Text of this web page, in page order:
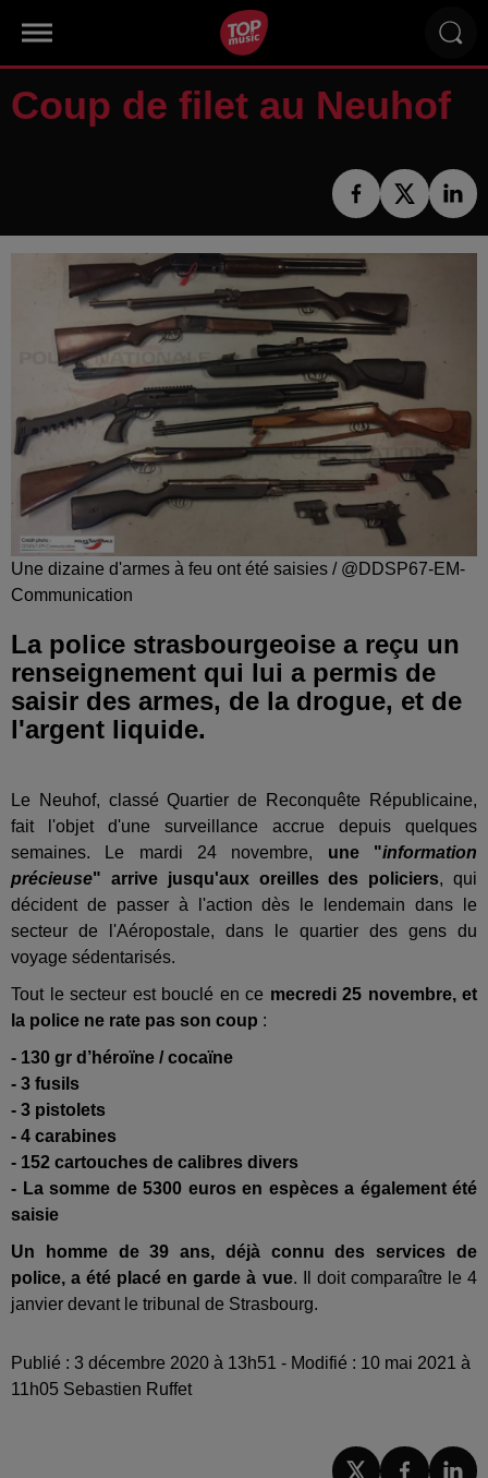
Coup de filet au Neuhof
Une dizaine d'armes à feu ont été saisies / @DDSP67-EM-
Communication
La police strasbourgeoise a reçu un
renseignement qui lui a permis de
saisir des armes, de la drogue, et de
l'argent liquide.
Le Neuhof, classé Quartier de Reconquête Républicaine,
fait l'objet d'une surveillance accrue depuis quelques
semaines. Le mardi 24 novembre, une "information
précieuse" arrive jusqu'aux oreilles des policiers, qui
décident de passer à l'action dès le lendemain dans le
secteur de l'Aéropostale, dans le quartier des gens du
voyage sédentarisés.
Tout le secteur est bouclé en ce mecredi 25 novembre, et
la police ne rate pas son coup :
- 130 gr d’héroïne / cocaïne
- 3 fusils
- 3 pistolets
- 4 carabines
- 152 cartouches de calibres divers
- La somme de 5300 euros en espèces a également été
saisie
Un homme de 39 ans, déjà connu des services de
police, a été placé en garde à vue. Il doit comparaître le 4
janvier devant le tribunal de Strasbourg.
Publié : 3 décembre 2020 à 13h51 - Modifié : 10 mai 2021 à
11h05 Sebastien Ruffet